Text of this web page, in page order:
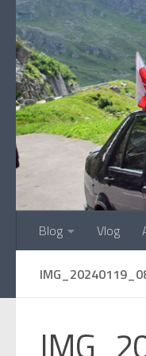
Przejdź do treści
Blog Vlog